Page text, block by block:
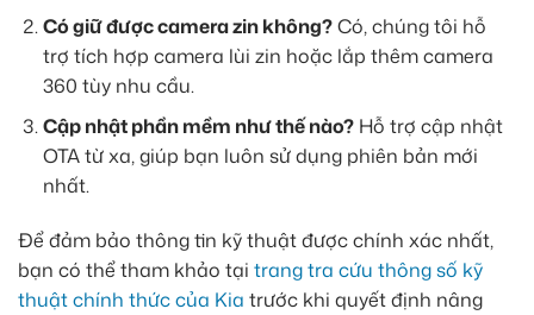
Có giữ được camera zin không?Có, chúng tôi hỗ
trợ tích hợp camera lùi zin hoặc lắp thêm camera
360 tùy nhu cầu.
Cập nhật phần mềm như thế nào?Hỗ trợ cập nhật
OTA từ xa, giúp bạn luôn sử dụng phiên bản mới
nhất.
Để đảm bảo thông tin kỹ thuật được chính xác nhất,
bạn có thể tham khảo tại trang tra cứu thông số kỹ
thuật chính thức của Kia trước khi quyết định nâng